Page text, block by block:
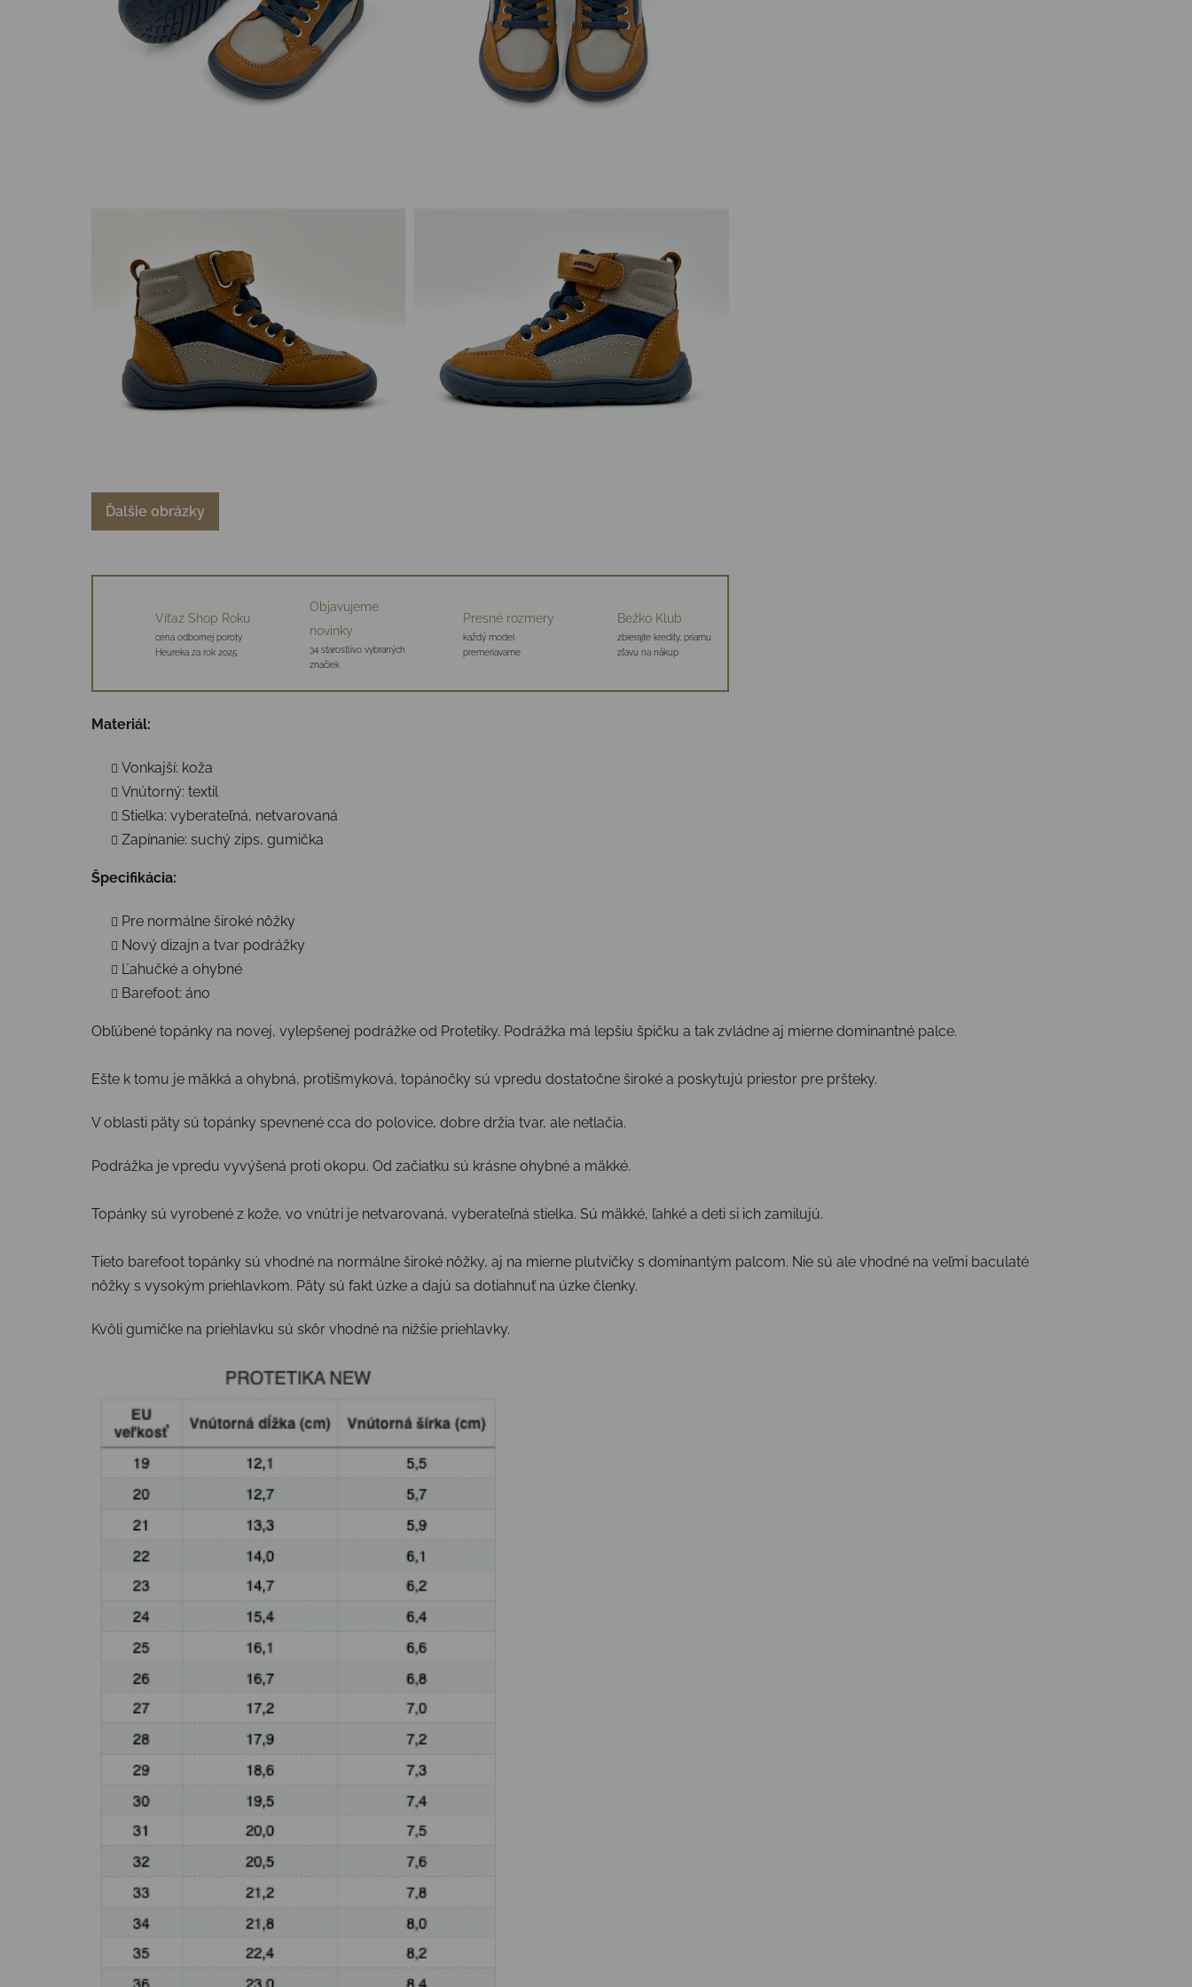
Ďalšie obrázky
Víťaz Shop Roku
cena odbornej poroty
Heureka za rok 2025
Objavujeme
novinky
34 starostlivo vybraných
značiek
Presné rozmery
každý model
premeriavame
Bežko Klub
zbierajte kredity, priamu
zľavu na nákup
Materiál:
Vonkajší: koža
Vnútorný: textil
Stielka: vyberateľná, netvarovaná
Zapínanie: suchý zips, gumička
Špecifikácia:
Pre normálne široké nôžky
Nový dizajn a tvar podrážky
Ľahučké a ohybné
Barefoot: áno
Obľúbené topánky na novej, vylepšenej podrážke od Protetiky. Podrážka má lepšiu špičku a tak zvládne aj mierne dominantné palce.
Ešte k tomu je mäkká a ohybná, protišmyková, topánočky sú vpredu dostatočne široké a poskytujú priestor pre pršteky.
V oblasti päty sú topánky spevnené cca do polovice, dobre držia tvar, ale netlačia.
Podrážka je vpredu vyvýšená proti okopu. Od začiatku sú krásne ohybné a mäkké.
Topánky sú vyrobené z kože, vo vnútri je netvarovaná, vyberateľná stielka. Sú mäkké, ľahké a deti si ich zamilujú.
Tieto barefoot topánky sú vhodné na normálne široké nôžky, aj na mierne plutvičky s dominantým palcom. Nie sú ale vhodné na veľmi baculaté
nôžky s vysokým priehlavkom. Päty sú fakt úzke a dajú sa dotiahnuť na úzke členky.
Kvôli gumičke na priehlavku sú skôr vhodné na nižšie priehlavky.